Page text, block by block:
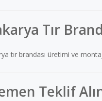
Tır
tır brandası üretimi ve
Teklif